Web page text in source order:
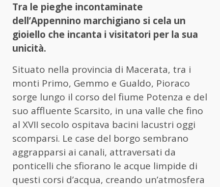
Tra le pieghe incontaminate
dell’Appennino marchigiano si cela un
gioiello che incanta i visitatori per la sua
unicità.
Situato nella provincia di Macerata, tra i
monti Primo, Gemmo e Gualdo, Pioraco
sorge lungo il corso del fiume Potenza e del
suo affluente Scarsito, in una valle che fino
al XVII secolo ospitava bacini lacustri oggi
scomparsi. Le case del borgo sembrano
aggrapparsi ai canali, attraversati da
ponticelli che sfiorano le acque limpide di
questi corsi d’acqua, creando un’atmosfera